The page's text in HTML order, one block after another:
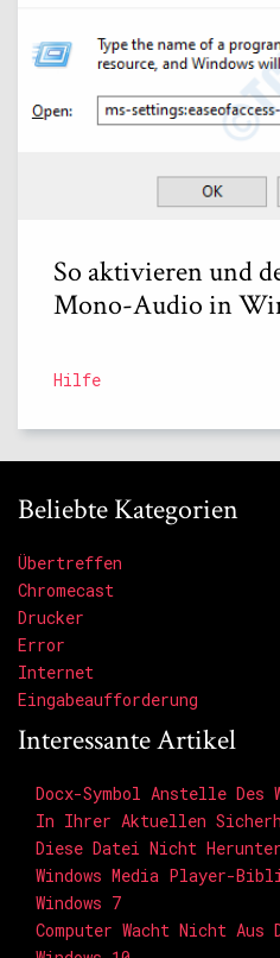
So aktivieren und
Mono-Audio in
Hilfe
Beliebte Kategorien
Übertreffen
Chromecast
Drucker
Error
Internet
Eingabeaufforderung
Interessante Artikel
Docx-Symbol Anstelle Des
In Ihrer Aktuellen
Diese Datei Nicht
Windows Media Player-
Windows 7
Computer Wacht Nicht Aus